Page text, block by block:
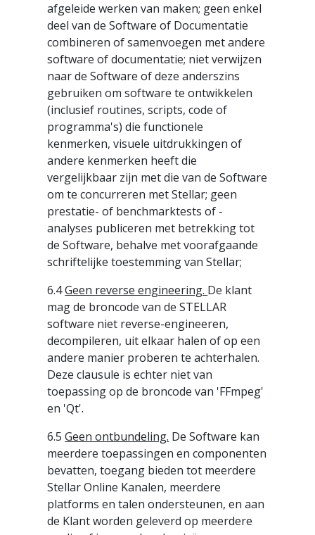
afgeleide werken van maken; geen enkel
deel van de Software of Documentatie
combineren of samenvoegen met andere
software of documentatie; niet verwijzen
naar de Software of deze anderszins
gebruiken om software te ontwikkelen
(inclusief routines, scripts, code of
programma's) die functionele
kenmerken, visuele uitdrukkingen of
andere kenmerken heeft die
vergelijkbaar zijn met die van de Software
om te concurreren met Stellar; geen
prestatie- of benchmarktests of -
analyses publiceren met betrekking tot
de Software, behalve met voorafgaande
schriftelijke toestemming van Stellar;
6.4Geen reverse engineering. De klant
mag de broncode van de STELLAR
software niet reverse-engineeren,
decompileren, uit elkaar halen of op een
andere manier proberen te achterhalen.
Deze clausule is echter niet van
toepassing op de broncode van 'FFmpeg'
en 'Qt'.
6.5Geen ontbundeling. De Software kan
meerdere toepassingen en componenten
bevatten, toegang bieden tot meerdere
Stellar Online Kanalen, meerdere
platforms en talen ondersteunen, en aan
de Klant worden geleverd op meerdere